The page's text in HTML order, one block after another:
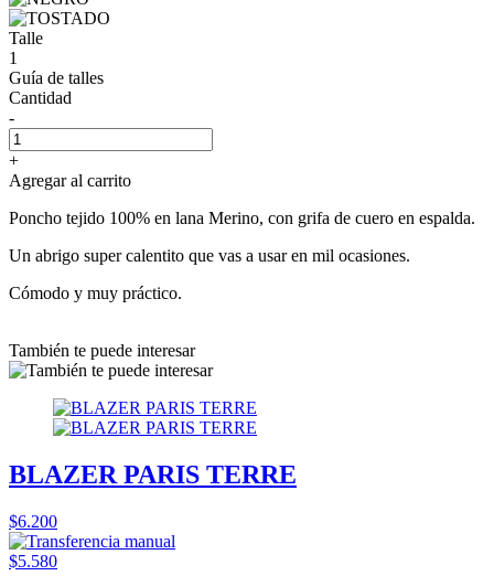
Talle
1
Guía de talles
Cantidad
-
+
Agregar al carrito
Poncho tejido 100% en lana Merino, con grifa de cuero en espalda.
Un abrigo super calentito que vas a usar en mil ocasiones.
Cómodo y muy práctico.
También te puede interesar
BLAZER PARIS TERRE
$6.200
$5.580